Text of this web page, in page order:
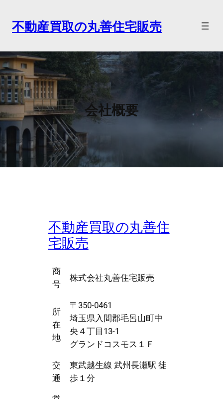
キ
ッ
プ
不動産買取の丸善住宅販売
会社概要
不動産買取の丸善住
宅販売
商
号
株式会社丸善住宅販売
所
在
地
〒350-0461
埼玉県入間郡毛呂山町中
央４丁目13-1
グランドコスモス１Ｆ
交
通
東武越生線 武州長瀬駅 徒
歩１分